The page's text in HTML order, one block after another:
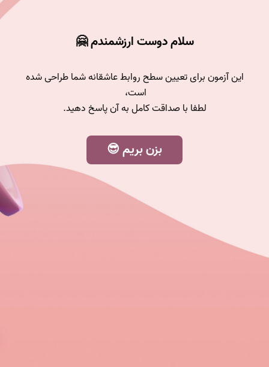
سلام دوست ارزشمندم 🤗
این آزمون برای تعیین سطح روابط عاشقانه شما طراحی شده
است،
لطفا با صداقت کامل به آن پاسخ دهید.
بزن بریم 😎